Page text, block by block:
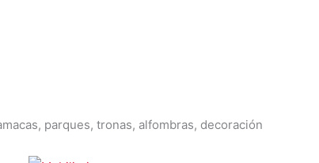
parques, tronas, alfombras, decoración